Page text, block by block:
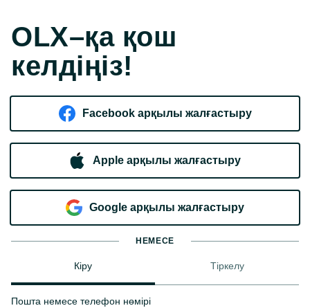
OLX–қа қош
келдіңіз!
Facebook арқылы жалғастыру
Apple арқылы жалғастыру
Google арқылы жалғастыру
НЕМЕСЕ
Кіру Тіркелу
Пошта немесе телефон нөмірі